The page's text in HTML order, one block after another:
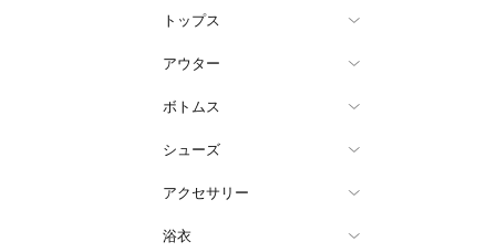
トップス
アウター
ボトムス
シューズ
アクセサリー
浴衣